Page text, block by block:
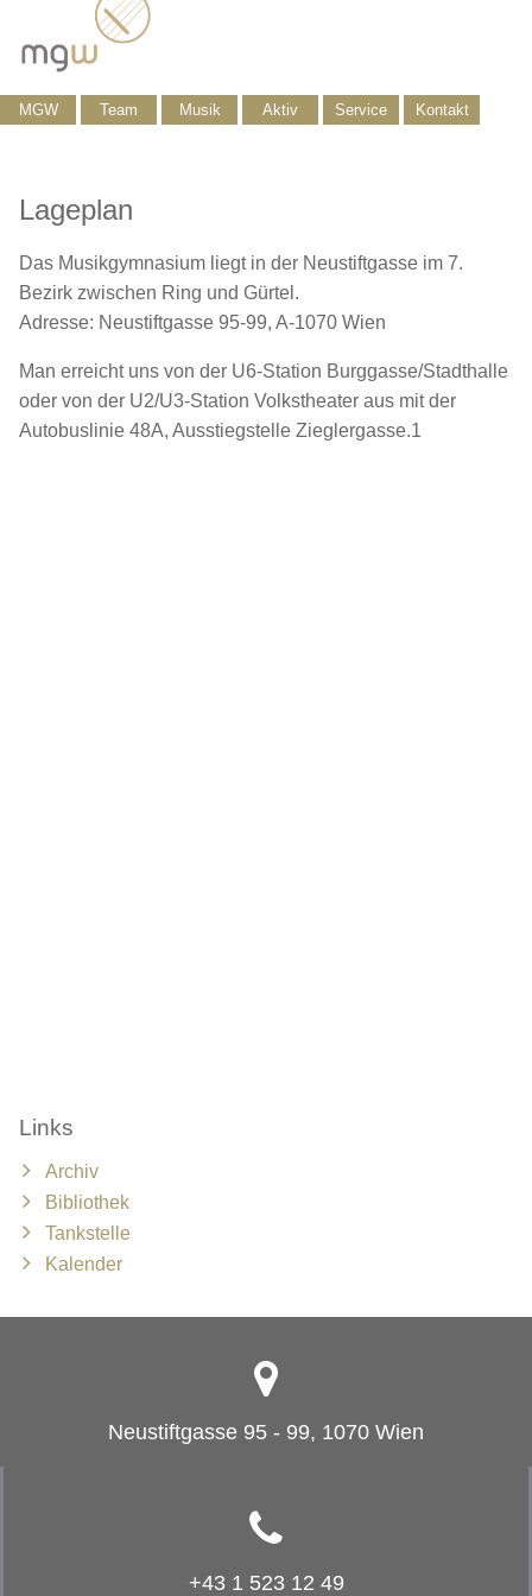
MGW Team Musik Aktiv Service Kontakt
Lageplan
Das Musikgymnasium liegt in der Neustiftgasse im 7.
Bezirk zwischen Ring und Gürtel.
Adresse: Neustiftgasse 95-99, A-1070 Wien
Man erreicht uns von der U6-Station Burggasse/Stadthalle
oder von der U2/U3-Station Volkstheater aus mit der
Autobuslinie 48A, Ausstiegstelle Zieglergasse.1
Links
Archiv
Bibliothek
Tankstelle
Kalender
Neustiftgasse 95 - 99, 1070 Wien
+43 1 523 12 49